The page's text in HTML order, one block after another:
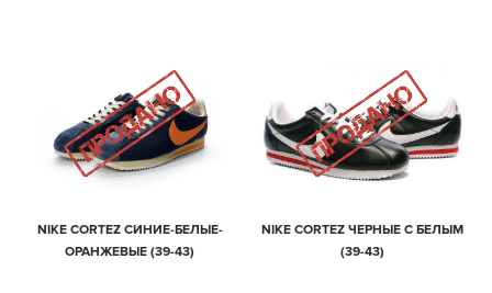
NIKE CORTEZ СИНИЕ-БЕЛЫЕ-
ОРАНЖЕВЫЕ (39-43)
NIKE CORTEZ ЧЕРНЫЕ С БЕЛЫМ
(39-43)